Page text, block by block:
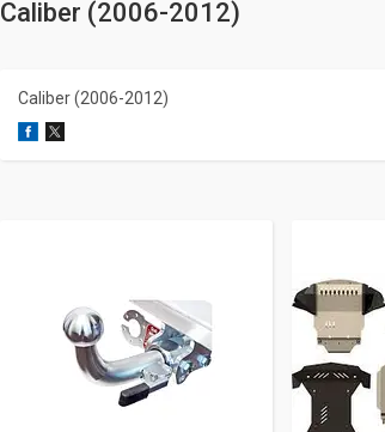
Caliber (2006-2012)
Caliber (2006-2012)